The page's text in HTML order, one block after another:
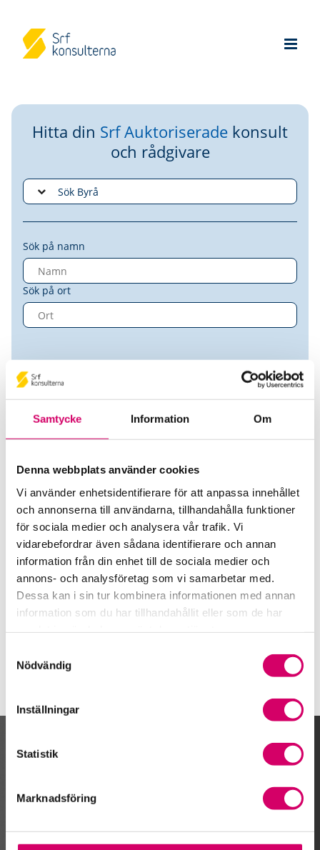
Samtycke Information Om
Denna webbplats använder cookies
Vi använder enhetsidentifierare för att anpassa innehållet
och annonserna till användarna, tillhandahålla funktioner
för sociala medier och analysera vår trafik. Vi
vidarebefordrar även sådana identifierare och annan
information från din enhet till de sociala medier och
annons- och analysföretag som vi samarbetar med.
Dessa kan i sin tur kombinera informationen med annan
information som du har tillhandahållit eller som de har
Nödvändig
Inställningar
Statistik
Marknadsföring
Hitta din Srf Auktoriserade konsult
och rådgivare
Sök på namn
Sök på ort
Sefiren Redovisningsbyrå
Srf Auktoriserade konsulter
Lucia Malmström
Auktoriserad Redovisningskonsult
Skicka e-post
Kalendarium
Gå till kalendariet